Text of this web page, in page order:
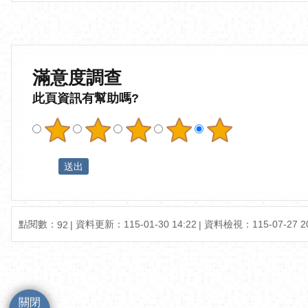
滿意度調查
此頁資訊有幫助嗎?
點閱數： 92 資料更新： 115-01-30 14:22 資料檢視： 115-07-27
關閉